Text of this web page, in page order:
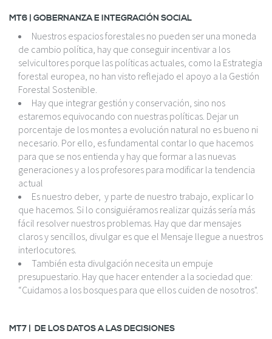
MT6 | GOBERNANZA E INTEGRACIÓN SOCIAL
Nuestros espacios forestales no pueden ser una moneda
de cambio política, hay que conseguir incentivar a los
selvicultores porque las políticas actuales, como la Estrategia
forestal europea, no han visto reflejado el apoyo a la Gestión
Forestal Sostenible.
Hay que integrar gestión y conservación, sino nos
estaremos equivocando con nuestras políticas. Dejar un
porcentaje de los montes a evolución natural no es bueno ni
necesario. Por ello, es fundamental contar lo que hacemos
para que se nos entienda y hay que formar a las nuevas
generaciones y a los profesores para modificar la tendencia
actual
Es nuestro deber, y parte de nuestro trabajo, explicar lo
que hacemos. Si lo consiguiéramos realizar quizás sería más
fácil resolver nuestros problemas. Hay que dar mensajes
claros y sencillos, divulgar es que el Mensaje llegue a nuestros
interlocutores.
También esta divulgación necesita un empuje
presupuestario. Hay que hacer entender a la sociedad que:
“Cuidamos a los bosques para que ellos cuiden de nosotros".
MT7 | DE LOS DATOS A LAS DECISIONES